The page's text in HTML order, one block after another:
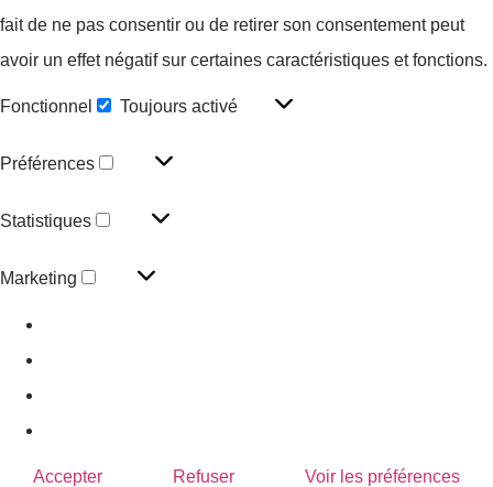
fait de ne pas consentir ou de retirer son consentement peut
avoir un effet négatif sur certaines caractéristiques et fonctions.
Fonctionnel Toujours activé
Préférences
Statistiques
Marketing
Accepter Refuser Voir les préférences